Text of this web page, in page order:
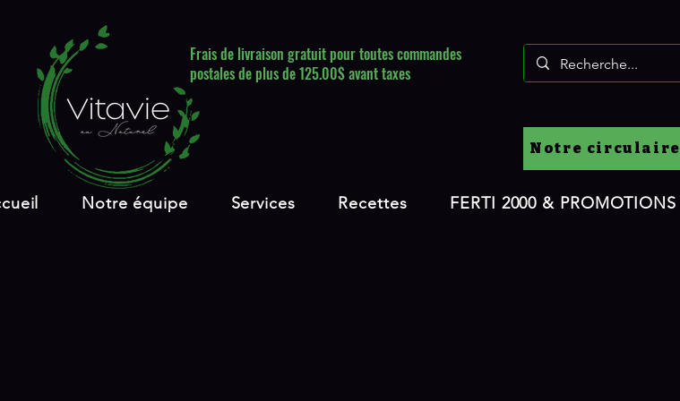
Frais de livraison gratuit pour toutes commandes
postales de plus de 125.00$ avant taxes
Notre circulaire
Notre équipe Services Recettes FERTI 2000 & PROMOTIONS